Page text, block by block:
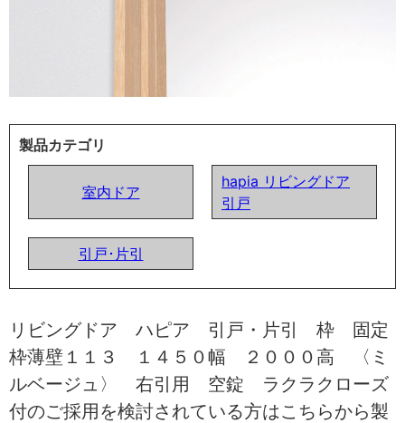
製品カテゴリ
室内ドア
hapia リビングドア
引戸
引戸･片引
リビングドア ハピア 引戸・片引 枠 固定
枠薄壁１１３ １４５０幅 ２０００高 〈ミ
ルベージュ〉 右引用 空錠 ラクラクローズ
付のご採用を検討されている方はこちらから製